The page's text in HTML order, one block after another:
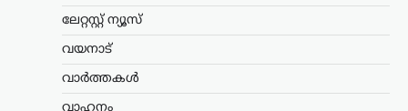
ലേറ്റസ്റ്റ് ന്യൂസ്
വയനാട്
വാർത്തകൾ
വാഹനം
അറസ്റ്റിലായ അർജുൻ ആയങ്കിയെ…
ഇന്ത്യയുടെ ബ്രഹ്മോസിന്
ആഗോള ഡിമാൻഡ്;